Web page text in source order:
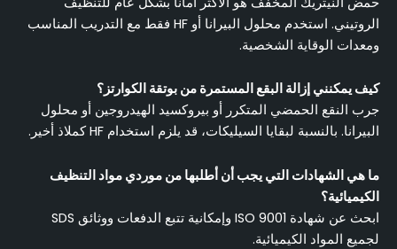
الروتيني. استخدم محلول البيرانا أو HF فقط مع التدريب المناسب
ومعدات الوقاية الشخصية.
كيف يمكنني إزالة البقع المستمرة من بوتقة الكوارتز؟
جرب النقع الحمضي المتكرر أو بيروكسيد الهيدروجين أو محلول
البيرانا. بالنسبة لبقايا السيليكات، قد يلزم استخدام HF كملاذ أخير.
ما هي الشهادات التي يجب أن أطلبها من موردي مواد التنظيف
الكيميائية؟
ابحث عن شهادة ISO 9001 وإمكانية تتبع الدفعات ووثائق SDS
لجميع المواد الكيميائية.